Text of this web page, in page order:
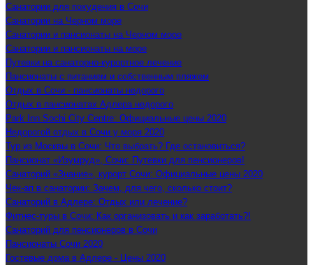
Санатории для похудения в Сочи
Санатории на Черном море
Санатории и пансионаты на Черном море
Санатории и пансионаты на море
Путевки на санаторно-курортное лечение
Пансионаты с питанием и собственным пляжем
Отдых в Сочи - пансионаты недорого
Отдых в пансионатах Адлера недорого
Park Inn Sochi City Centre: Официальные цены 2020
Недорогой отдых в Сочи у моря 2020
Тур из Москвы в Сочи: Что выбрать? Где остановиться?
Пансионат «Изумруд», Сочи: Путевки для пенсионеров!
Санаторий «Знание», курорт Сочи: Официальные цены 2020
Чек-ап в санатории: Зачем, для чего, сколько стоит?
Санаторий в Адлере: Отдых или лечение?
Фитнес-туры в Сочи: Как организовать и как заработать?!
Санаторий для пенсионеров в Сочи
Пансионаты Сочи 2020
Гостевые дома в Адлере - Цены 2020